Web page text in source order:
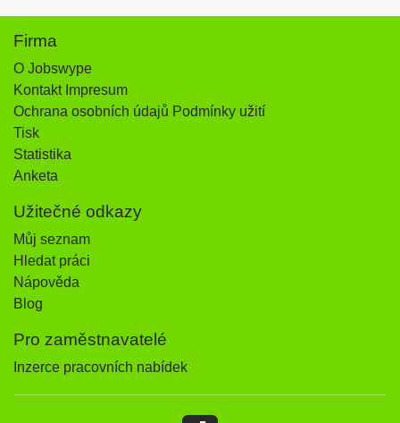
Firma
O Jobswype
Kontakt Impresum
Ochrana osobních údajů Podmínky užití
Tisk
Statistika
Anketa
Užitečné odkazy
Můj seznam
Hledat práci
Nápověda
Blog
Pro zaměstnavatelé
Inzerce pracovních nabídek